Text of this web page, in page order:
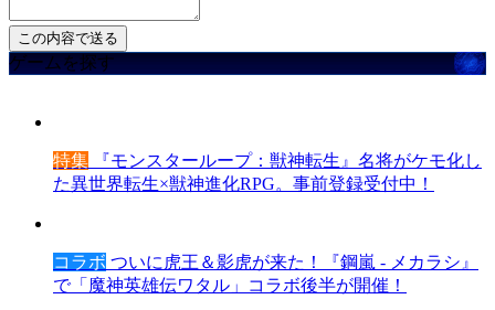
ゲームを探す
特集 『モンスターループ：獣神転生』名将がケモ化し
た異世界転生×獣神進化RPG。事前登録受付中！
コラボ ついに虎王＆影虎が来た！『鋼嵐 - メカラシ』
で「魔神英雄伝ワタル」コラボ後半が開催！